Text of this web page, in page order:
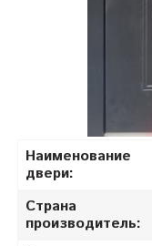
Наименование
двери:
Страна
производитель: